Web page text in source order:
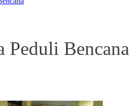
Peduli Bencana